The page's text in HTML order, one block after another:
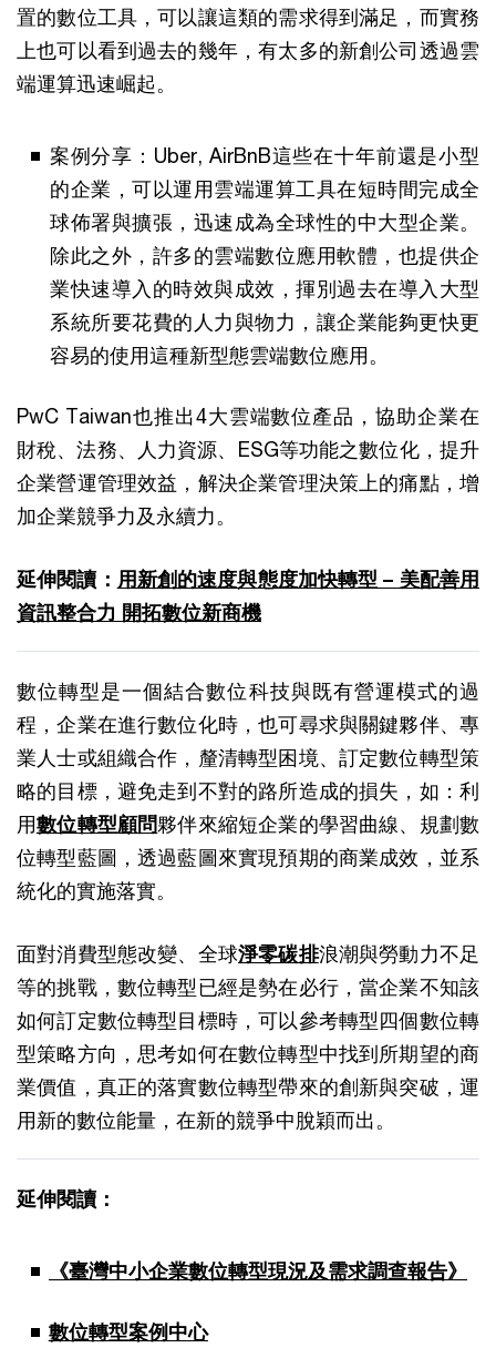
置的數位工具，可以讓這類的需求得到滿足，而實務
上也可以看到過去的幾年，有太多的新創公司透過雲
端運算迅速崛起。
案例分享：Uber, AirBnB這些在十年前還是小型
的企業，可以運用雲端運算工具在短時間完成全
球佈署與擴張，迅速成為全球性的中大型企業。
除此之外，許多的雲端數位應用軟體，也提供企
業快速導入的時效與成效，揮別過去在導入大型
系統所要花費的人力與物力，讓企業能夠更快更
容易的使用這種新型態雲端數位應用。
PwC Taiwan也推出4大雲端數位產品，協助企業在
財稅、法務、人力資源、ESG等功能之數位化，提升
企業營運管理效益，解決企業管理決策上的痛點，增
加企業競爭力及永續力。
延伸閱讀： 用新創的速度與態度加快轉型 – 美配善用
資訊整合力 開拓數位新商機
數位轉型是一個結合數位科技與既有營運模式的過
程，企業在進行數位化時，也可尋求與關鍵夥伴、專
業人士或組織合作，釐清轉型困境、訂定數位轉型策
略的目標，避免走到不對的路所造成的損失，如：利
用數位轉型顧問夥伴來縮短企業的學習曲線、規劃數
位轉型藍圖，透過藍圖來實現預期的商業成效，並系
統化的實施落實。
面對消費型態改變、全球淨零碳排浪潮與勞動力不足
等的挑戰，數位轉型已經是勢在必行，當企業不知該
如何訂定數位轉型目標時，可以參考轉型四個數位轉
型策略方向，思考如何在數位轉型中找到所期望的商
業價值，真正的落實數位轉型帶來的創新與突破，運
用新的數位能量，在新的競爭中脫穎而出。
延伸閱讀：
《臺灣中小企業數位轉型現況及需求調查報告》
數位轉型案例中心